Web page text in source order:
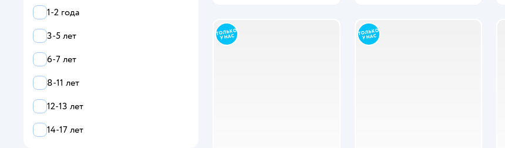
AMICO
AMORE BELLO
Anlily
Antonio Juan
Arias
Arnetta Mattel
1-2 года
3-5 лет
6-7 лет
8-11 лет
12-13 лет
14-17 лет